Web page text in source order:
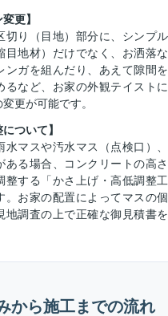
更】
切り（目地）部分に、シンプ
目地材）だけでなく、お洒落
ンガを組んだり、あえて隙間
るなど、お家の外観テイスト
更が可能です。
ついて】
水マスや汚水マス（点検口）
ある場合、コンクリートの高
整する「かさ上げ・高低調整
。お家の配置によってマスの
地調査の上で正確な御見積書
から施工までの流れ